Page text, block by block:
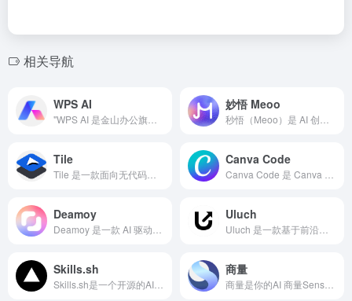
相关导航
WPS AI 妙悟 Meoo
Tile Canva Code
Deamoy Uluch
Skills.sh 商量